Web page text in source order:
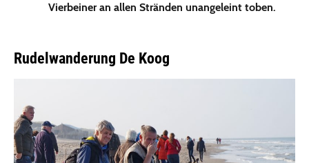
Vierbeiner an allen Stränden unangeleint toben.
Rudelwanderung De Koog